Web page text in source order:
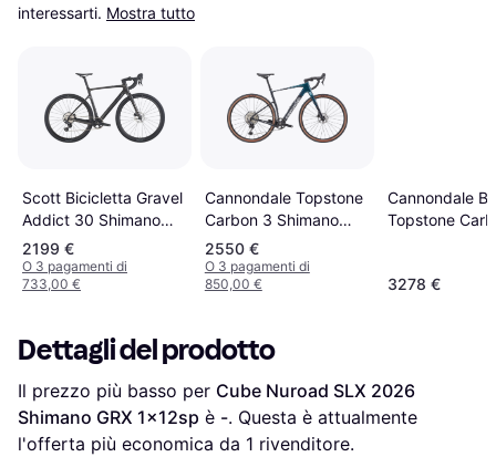
interessarti. Mostra tutto
Scott Bicicletta Gravel
Addict 30 Shimano
GRX 12V 700 mm
Unisex
2199 €
O 3 pagamenti di
733,00 €
Cannondale Topstone
Carbon 3 Shimano
GRX 1x12V Blue
2550 €
O 3 pagamenti di
850,00 €
Cannondale
Topstone
3278 €
Dettagli del prodotto
Il prezzo più basso per Cube Nuroad SLX 2026
Shimano GRX 1x12sp è -. Questa è attualmente
l'offerta più economica da 1 rivenditore.